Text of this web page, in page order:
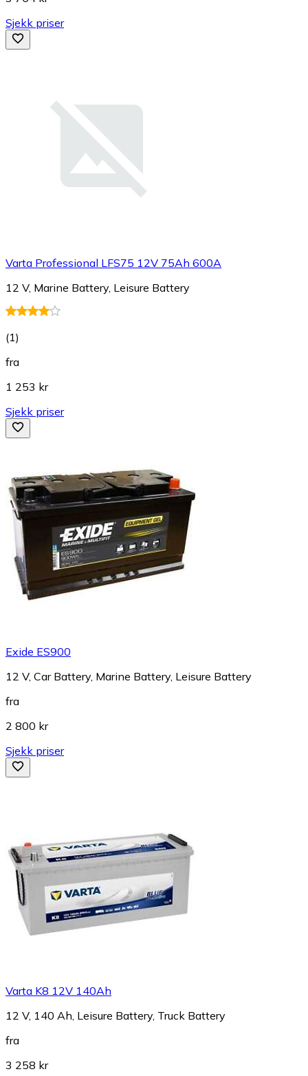
Sjekk priser
Varta Professional LFS75 12V 75Ah 600A
12 V, Marine Battery, Leisure Battery
(1)
fra
1 253 kr
Sjekk priser
Exide ES900
12 V, Car Battery, Marine Battery, Leisure Battery
fra
2 800 kr
Sjekk priser
Varta K8 12V 140Ah
12 V, 140 Ah, Leisure Battery, Truck Battery
fra
3 258 kr